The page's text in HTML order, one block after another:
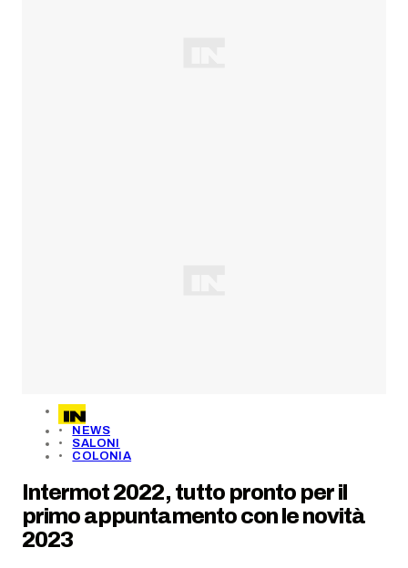
NEWS
SALONI
COLONIA
Intermot 2022, tutto pronto per il
primo appuntamento con le novità
2023